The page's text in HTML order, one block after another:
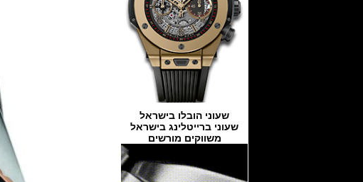
שעוני הובלו בישראל
שעוני ברייטלינג בישראל
משווקים מורשים